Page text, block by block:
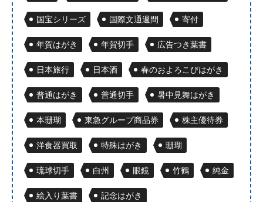
国宝シリーズ 国際文通週間 寄付
年賀はがき 年賀切手 広告つき葉書
日本旅行 日本酒 春のおよろこびはがき
普通はがき 普通切手 暑中見舞はがき
本珊瑚 東急グループ商品券 株主優待券
洋食器買取 特殊はがき 珊瑚
琉球切手 白州 眼鏡 竹鶴 純金
絵入り葉書 記念はがき